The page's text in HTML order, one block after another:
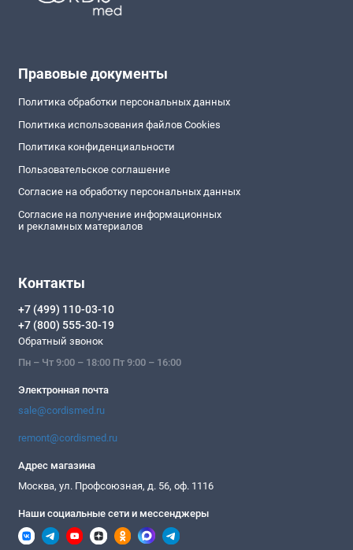
Правовые документы
Политика обработки персональных данных
Политика использования файлов Cookies
Политика конфиденциальности
Пользовательское соглашение
Согласие на обработку персональных данных
Согласие на получение информационных
и рекламных материалов
Контакты
+7 (499) 110-03-10
+7 (800) 555-30-19
Обратный звонок
Пн – Чт 9:00 – 18:00 Пт 9:00 – 16:00
Электронная почта
sale@cordismed.ru
remont@cordismed.ru
Адрес магазина
Москва, ул. Профсоюзная, д. 56, оф. 1116
Наши социальные сети и мессенджеры